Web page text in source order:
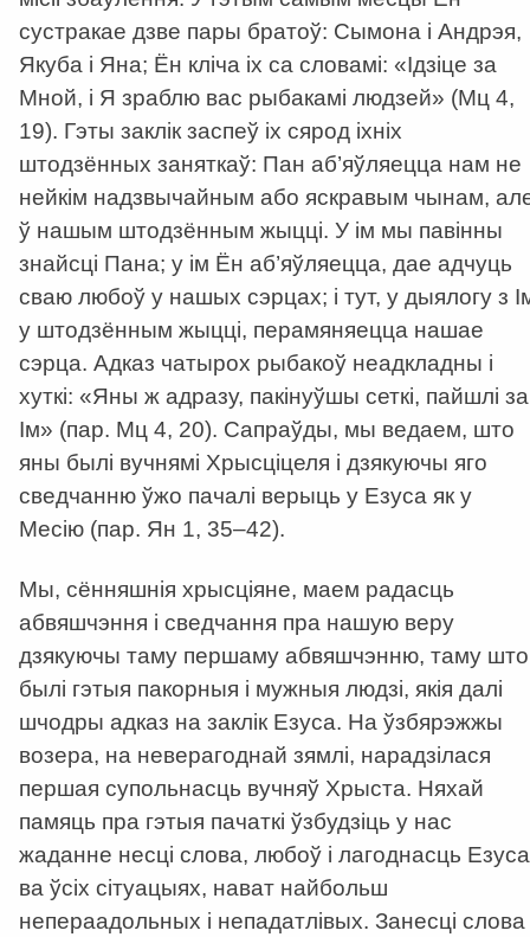
сустракае дзве пары братоў: Сымона і Андрэя,
Якуба і Яна; Ён кліча іх са словамі: «Ідзіце за
Мной, і Я зраблю вас рыбакамі людзей» (Мц 4,
19). Гэты заклік заспеў іх сярод іхніх
штодзённых заняткаў: Пан аб’яўляецца нам не
нейкім надзвычайным або яскравым чынам,
ў нашым штодзённым жыцці. У ім мы павінны
знайсці Пана; у ім Ён аб’яўляецца, дае адчуць
сваю любоў у нашых сэрцах; і тут, у дыялогу з
у штодзённым жыцці, перамяняецца нашае
сэрца. Адказ чатырох рыбакоў неадкладны і
хуткі: «Яны ж адразу, пакінуўшы сеткі, пайшлі за
Ім» (пар. Мц 4, 20). Сапраўды, мы ведаем, што
яны былі вучнямі Хрысціцеля і дзякуючы яго
сведчанню ўжо пачалі верыць у Езуса як у
Месію (пар. Ян 1, 35–42).
Мы, сённяшнія хрысціяне, маем радасць
абвяшчэння і сведчання пра нашую веру
дзякуючы таму першаму абвяшчэнню, таму што
былі гэтыя пакорныя і мужныя людзі, якія далі
шчодры адказ на заклік Езуса. На ўзбярэжжы
возера, на неверагоднай зямлі, нарадзілася
першая супольнасць вучняў Хрыста. Няхай
памяць пра гэтыя пачаткі ўзбудзіць у нас
жаданне несці слова, любоў і лагоднасць Езуса
ва ўсіх сітуацыях, нават найбольш
непераадольных і непадатлівых. Занесці слова